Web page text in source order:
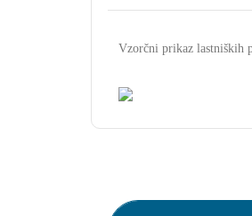
Vzorčni prikaz lastniških